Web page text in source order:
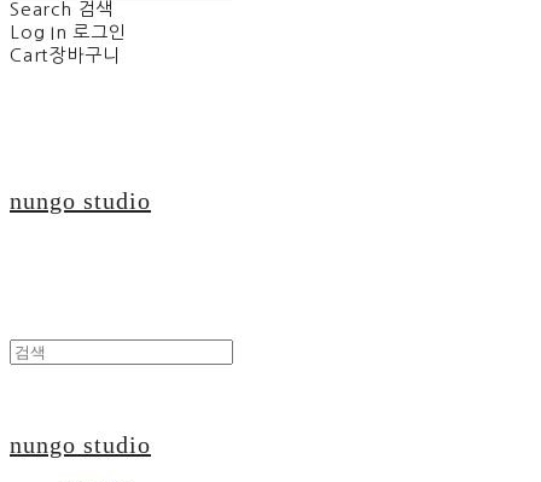
Search 검색
Log In 로그인
Cart장바구니
nungo studio
nungo studio